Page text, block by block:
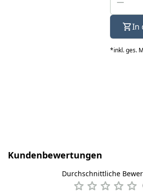
In
*inkl. ges.
Kundenbewertungen
Durchschnittliche